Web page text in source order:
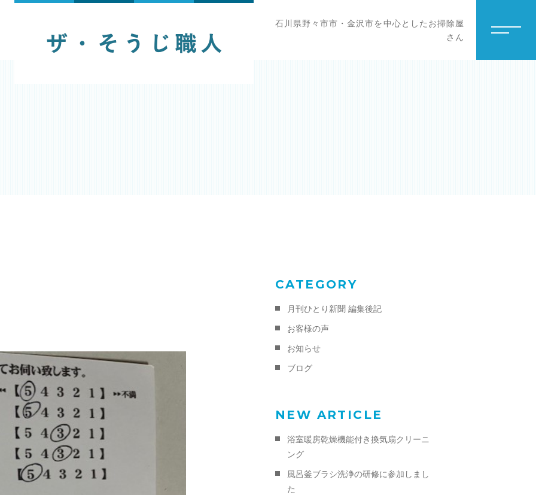
石川県野々市市・金沢市を中心としたお掃除屋
さん
CATEGORY
月刊ひとり新聞 編集後記
お客様の声
お知らせ
ブログ
NEW ARTICLE
浴室暖房乾燥機能付き換気扇クリーニ
ング
風呂釜ブラシ洗浄の研修に参加しまし
た